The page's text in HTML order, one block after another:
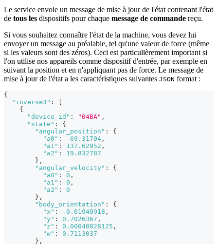
Le service envoie un message de mise à jour de l'état contenant l'état
de tous les dispositifs pour chaque message de commande reçu.
Si vous souhaitez connaître l'état de la machine, vous devez lui
envoyer un message au préalable, tel qu'une valeur de force (même
si les valeurs sont des zéros). Ceci est particulièrement important si
l'on utilise nos appareils comme dispositif d'entrée, par exemple en
suivant la position et en n'appliquant pas de force. Le message de
mise à jour de l'état a les caractéristiques suivantes JSON format :
{
"inverse3" :
[
{
"device_id" : "04BA" ,
"state" :
{
"angular_position" :
{
"a0" : -69.31704 ,
"a1" : 137.62952 ,
"a2" :
19.832787
} ,
"angular_velocity" :
{
"a0" : 0 ,
"a1" : 0 ,
"a2" :
0
} ,
"body_orientation" :
{
"x" : -0.01940918 ,
"y" : 0.7026367 ,
"z" : 0.00048828125 ,
"w" :
0.7113037
} ,